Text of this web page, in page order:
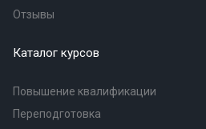
Отзывы
Каталог курсов
Повышение квалификации
Переподготовка